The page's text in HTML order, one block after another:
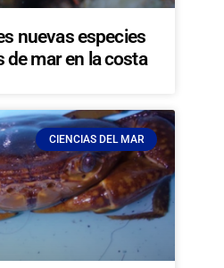
nuevas especies
de mar en la costa
CIENCIAS DEL MAR